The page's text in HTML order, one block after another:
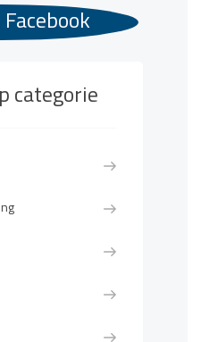
categorie
Facebook